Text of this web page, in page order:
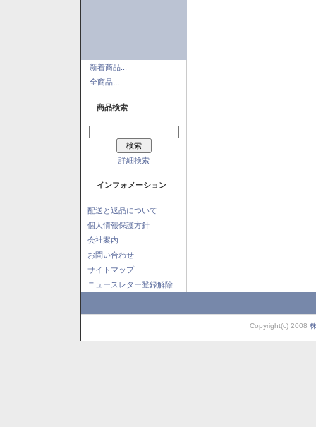
新着商品...
全商品...
商品検索
詳細検索
インフォメーション
配送と返品について
個人情報保護方針
会社案内
お問い合わせ
サイトマップ
ニュースレター登録解除
Copyright(c) 2008